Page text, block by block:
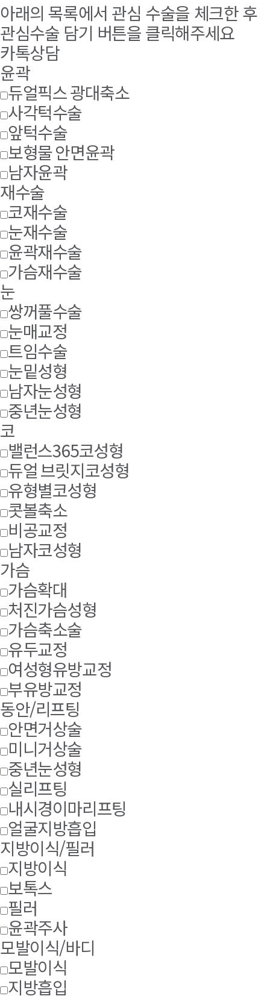
아래의 목록에서 관심 수술을 체크한 후
관심수술 담기 버튼을 클릭해주세요
카톡상담
윤곽
듀얼픽스 광대축소
사각턱수술
앞턱수술
보형물 안면윤곽
남자윤곽
재수술
코재수술
눈재수술
윤곽재수술
가슴재수술
눈
쌍꺼풀수술
눈매교정
트임수술
눈밑성형
남자눈성형
중년눈성형
코
밸런스365코성형
듀얼 브릿지코성형
유형별코성형
콧볼축소
비공교정
남자코성형
가슴
가슴확대
처진가슴성형
가슴축소술
유두교정
여성형유방교정
부유방교정
동안/리프팅
안면거상술
미니거상술
중년눈성형
실리프팅
내시경이마리프팅
얼굴지방흡입
지방이식/필러
지방이식
보톡스
필러
윤곽주사
모발이식/바디
모발이식
지방흡입